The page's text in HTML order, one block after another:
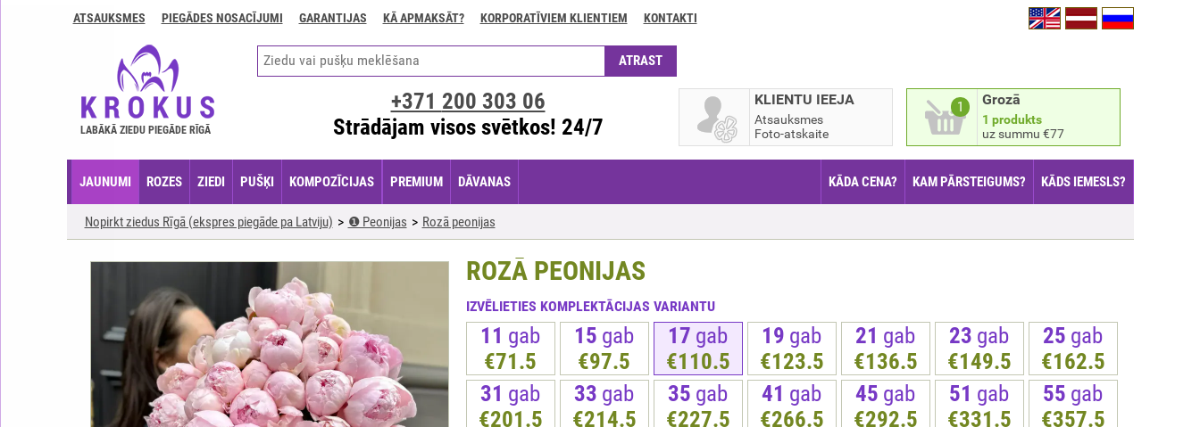
GARANTIJAS
apmaksāt?
pasūtījumu?
ATSAUKSMES PIEGĀDES NOSACĪJUMI GARANTIJAS KĀ APMAKSĀT? KORPORATĪVIEM KLIENTIEM KONTAKTI
LABĀKĀ ZIEDU PIEGĀDE RĪGĀ
1 Grozā
1 produkts
uz summu €77
KLIENTU IEEJA
Atsauksmes
Foto-atskaite
+371 200 303 06
Strādājam visos svētkos! 24/7
JAUNUMI ROZES ZIEDI PUŠĶI KOMPOZĪCIJAS PREMIUM DĀVANAS KĀDA CENA? KAM PĀRSTEIGUMS? KĀDS IEMESLS?
Nopirkt ziedus Rīgā (ekspres piegāde pa Latviju) ❶ Peonijas Rozā peonijas
ROZĀ PEONIJAS
IZVĒLIETIES KOMPLEKTĀCIJAS VARIANTU
11 gab
€71.5
15 gab
€97.5
17 gab
€110.5
19 gab
€123.5
21 gab
€136.5
23 gab
€149.5
25 gab
€162.5
31 gab
€201.5
33 gab
€214.5
35 gab
€227.5
41 gab
€266.5
45 gab
€292.5
51 gab
€331.5
55 gab
€357.5